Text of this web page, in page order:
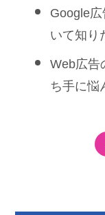
Google
いて知り
Web広告
ち手に悩